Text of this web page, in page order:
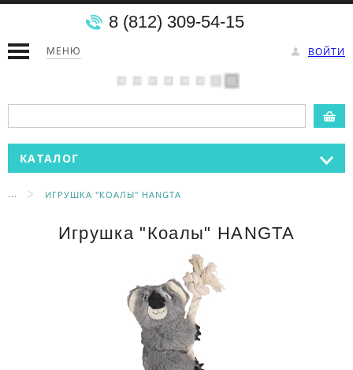
МЕНЮ ВОЙТИ
8 (812) 309-54-15
КАТАЛОГ
... ИГРУШКА "КОАЛЫ" HANGTA
Игрушка "Коалы" HANGTA